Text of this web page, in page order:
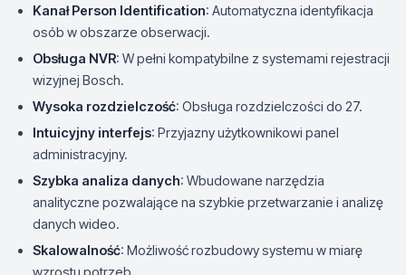
Kanał Person Identification: Automatyczna identyfikacja
osób w obszarze obserwacji.
Obsługa NVR: W pełni kompatybilne z systemami rejestracji
wizyjnej Bosch.
Wysoka rozdzielczość: Obsługa rozdzielczości do 27.
Intuicyjny interfejs: Przyjazny użytkownikowi panel
administracyjny.
Szybka analiza danych: Wbudowane narzędzia
analityczne pozwalające na szybkie przetwarzanie i analizę
danych wideo.
Skalowalność: Możliwość rozbudowy systemu w miarę
wzrostu potrzeb.